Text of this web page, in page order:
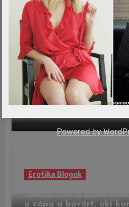
Erotika Blogok
Kihúzták a hatoslottó
kilencen kapnak milliós
Erotika Blogok
a cápa a búvárt, aki
Powered by